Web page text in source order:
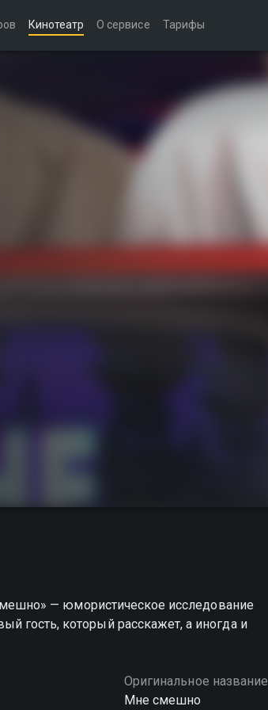
Кинотеатр О сервисе Тарифы
— юмористическое исследование
гость, который расскажет, а иногда и
Оригинальное название
Мне смешно